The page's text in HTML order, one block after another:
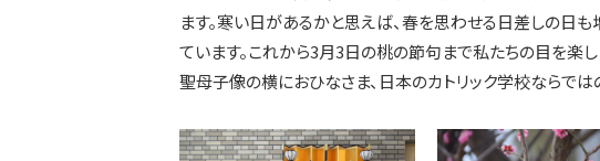
ます。寒い日があるかと思えば、春を思わせる日差しの日
ています。これから3月3日の桃の節句まで私たちの目を楽し
聖母子像の横におひなさま、日本のカトリック学校ならでは